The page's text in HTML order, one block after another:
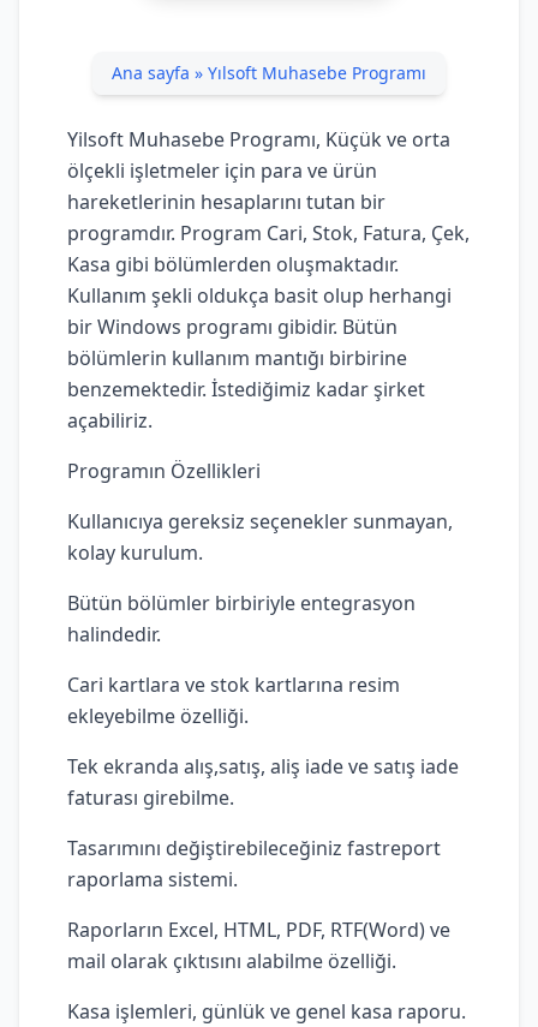
Ana sayfa » Yılsoft Muhasebe Programı
Yilsoft Muhasebe Programı, Küçük ve orta
ölçekli işletmeler için para ve ürün
hareketlerinin hesaplarını tutan bir
programdır. Program Cari, Stok, Fatura, Çek,
Kasa gibi bölümlerden oluşmaktadır.
Kullanım şekli oldukça basit olup herhangi
bir Windows programı gibidir. Bütün
bölümlerin kullanım mantığı birbirine
benzemektedir. İstediğimiz kadar şirket
açabiliriz.
Programın Özellikleri
Kullanıcıya gereksiz seçenekler sunmayan,
kolay kurulum.
Bütün bölümler birbiriyle entegrasyon
halindedir.
Cari kartlara ve stok kartlarına resim
ekleyebilme özelliği.
Tek ekranda alış,satış, aliş iade ve satış iade
faturası girebilme.
Tasarımını değiştirebileceğiniz fastreport
raporlama sistemi.
Raporların Excel, HTML, PDF, RTF(Word) ve
mail olarak çıktısını alabilme özelliği.
Kasa işlemleri, günlük ve genel kasa raporu.